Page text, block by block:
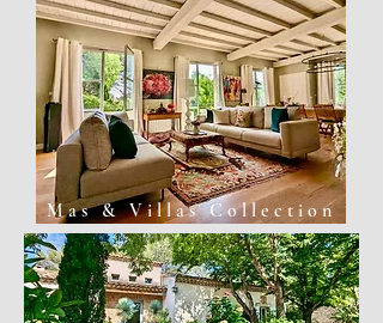
Mas & Villas Collection